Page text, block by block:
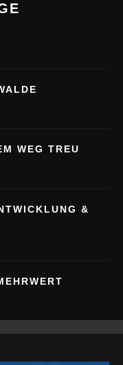
WEG TREU
&